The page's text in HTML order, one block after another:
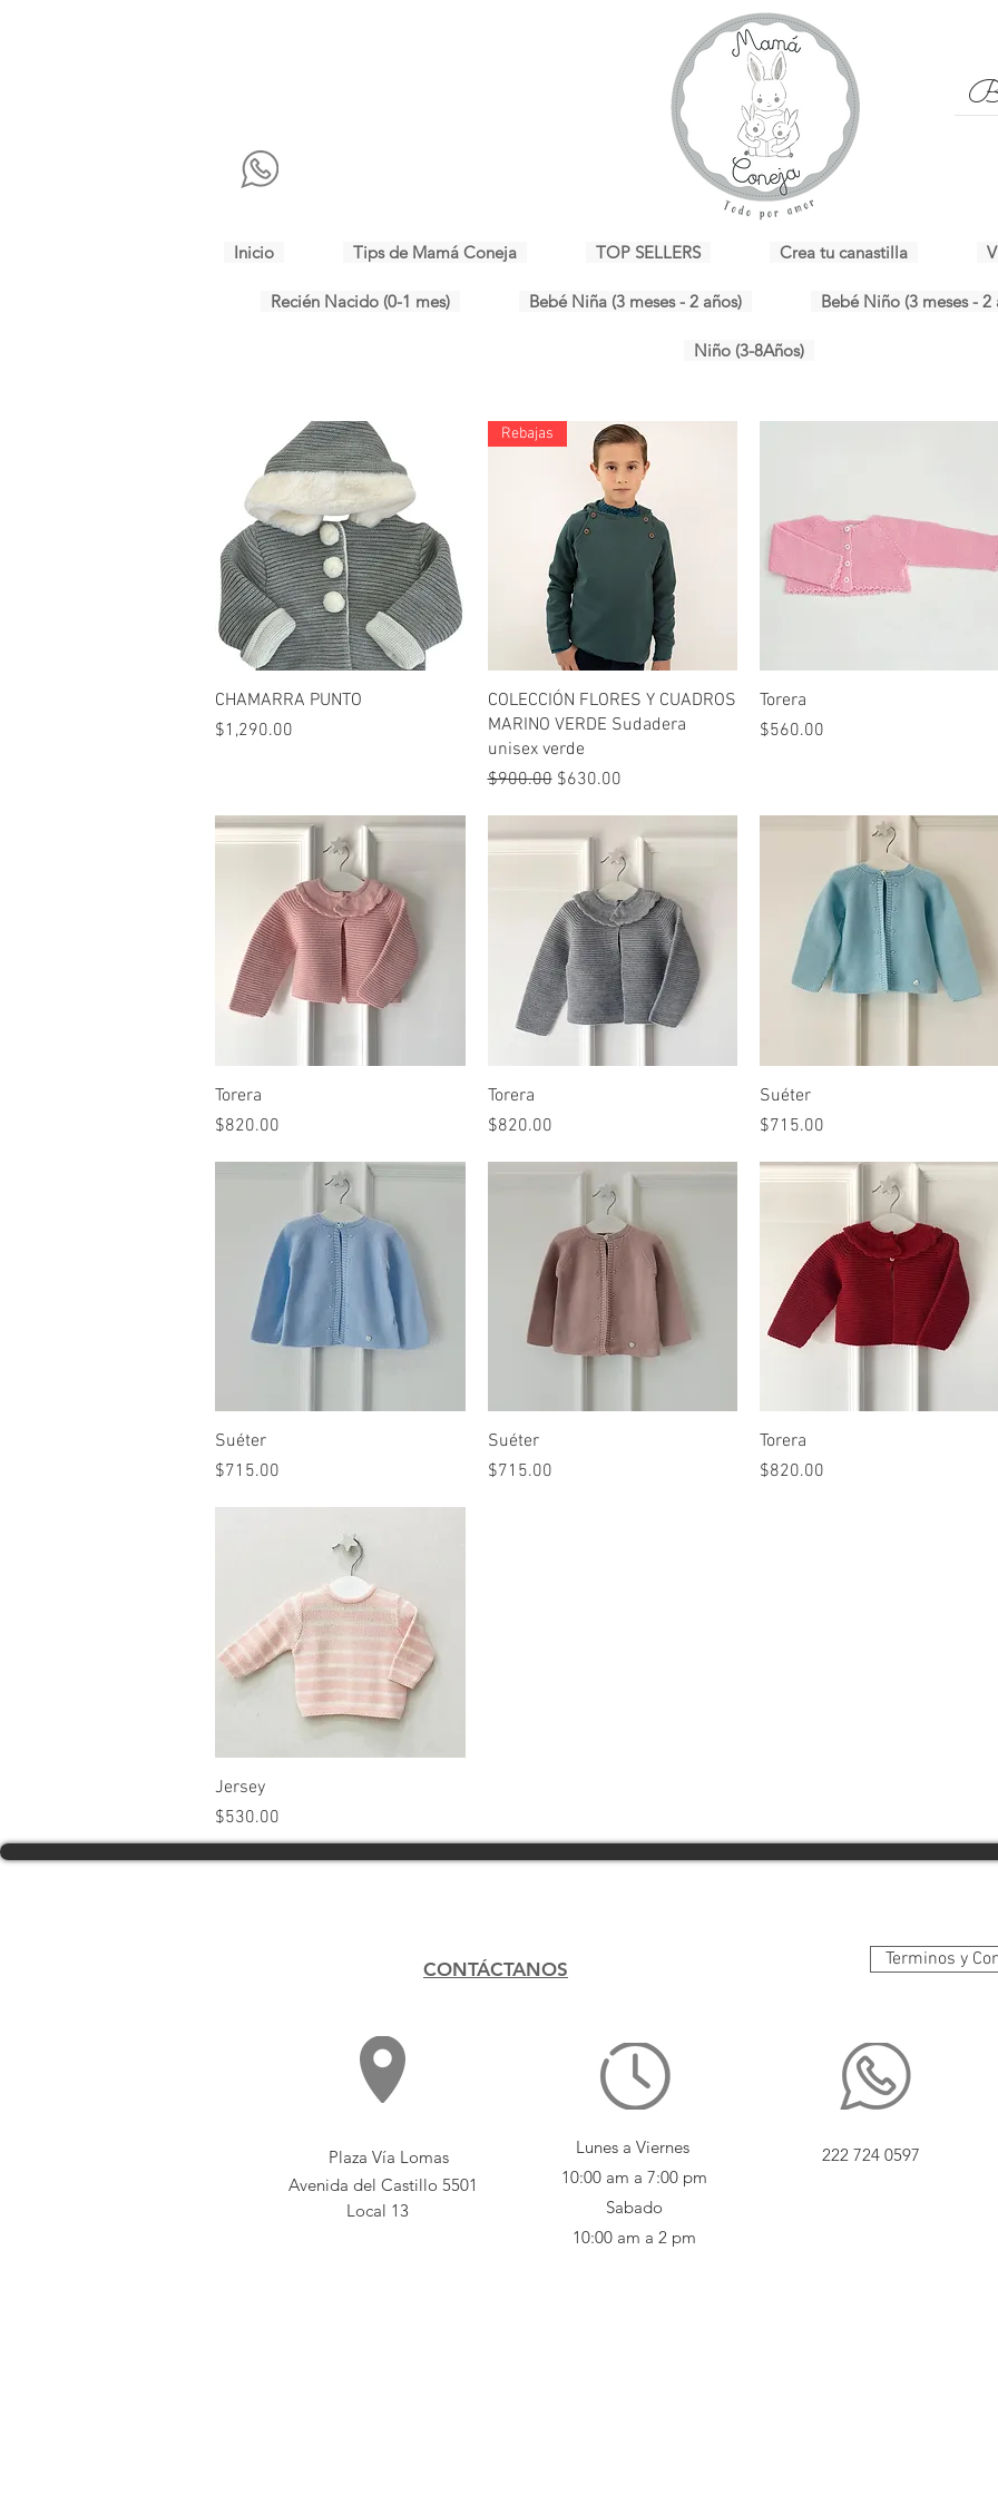
Inicio Tips de Mamá Coneja TOP SELLERS Crea tu canastilla
Recién Nacido (0-1 mes) Bebé Niña (3 meses - 2 años) Bebé Niño (3 meses - 2
Niño (3-8Años)
Vista rápida
CHAMARRA PUNTO
Precio
$1,290.00
Vista rápida
Rebajas
COLECCIÓN FLORES Y CUADROS
MARINO VERDE Sudadera
unisex verde
Precio
$900.00 Precio de oferta
$630.00
Torera
Precio
$560.00
Torera
Precio
$820.00
Torera
Precio
$820.00
Suéter
Precio
$715.00
Suéter
Precio
$715.00
Suéter
Precio
$715.00
Torera
Precio
$820.00
Jersey
Precio
$530.00
CONTÁCTANOS
Plaza Vía Lomas
Avenida del Castillo 5501
Local 13
Lunes a Viernes
10:00 am a 7:00 pm
Sabado
10:00 am a 2 pm
Terminos y
222 724 0597